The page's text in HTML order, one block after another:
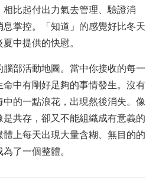
比起付出力氣去管理、驗證消
掌控。「知道」的感覺好比冬天
中提供的快慰。
部活動地圖。當中你接收的每一
中有剛好足夠的事情發生。沒有
的一點浪花，出現然後消失。像
共存，卻又不能組織成有意義的
上每天出現大量含糊、無目的的
了一個整體。